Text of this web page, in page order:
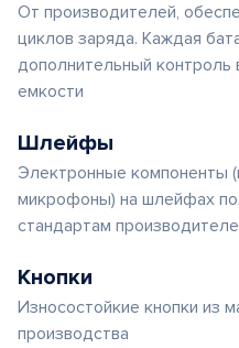
От производителей,
циклов заряда. Каждая
дополнительный контроль
емкости
Шлейфы
Электронные компоненты
микрофоны) на шлейфах
стандартам
Кнопки
Износостойкие кнопки из
производства